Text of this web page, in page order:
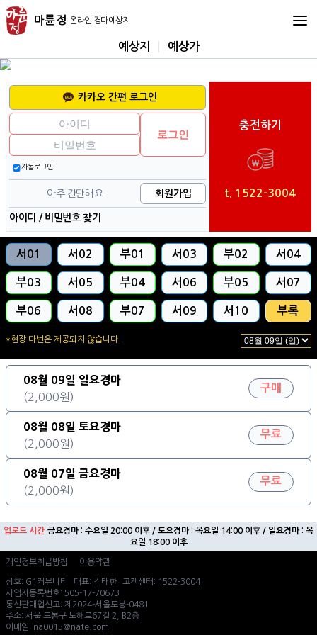
마
륜
온
경
지
마륜정
예상지 예상가
08월 09일 일요경마
(2,000원)
구매
08월 08일 토요경마
(2,000원)
무료
08월 07일 금요경마
(2,000원)
무료
카카오 간편 로그인
로그인
자동로그인
아주 간단해요 회원가입
아이디 / 비밀번호 찾기
충전하기
t. 1522-3004
업로드 시간 금요경마 : 수요일 20:00 이후 / 토요경마 : 목요일 14:00 이후 / 일요경마 : 목
요일 18:00 이후
서01 서02 부01 서03 부02 서04
부03 서05 부04 서06 부05 서07
부06 서08 부07 서09 서10 부록
*현장 마번은 제공되지 않습니다.
개인정보취급방침 이용약관
상호: G1커뮤니티 대표: 김태한
고객센터: 1522-3004
사업자등록번호: 505-17-70673
통신판매업신고: 제2024-서울도봉-0481
주소: 서울 도봉구 노해로67길 2, B2층
이메일: na0015@nate.com